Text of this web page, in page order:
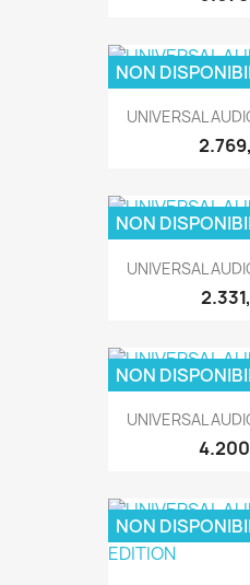
UNIVERSAL
NON
UNIVERSAL
NON
UNIVERSAL
NON
NON